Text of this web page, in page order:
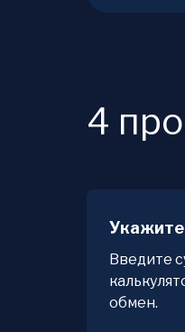
4
Введите
обмен.